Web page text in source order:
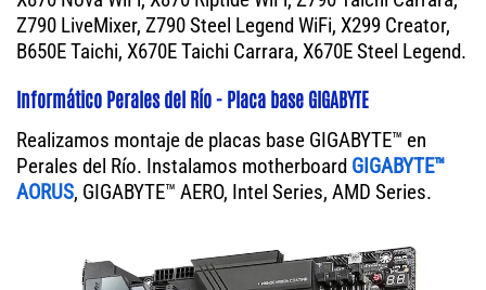
Z790 LiveMixer, Z790 Steel Legend WiFi, X299 Creator,
B650E Taichi, X670E Taichi Carrara, X670E Steel Legend.
Informático Perales del Río - Placa base GIGABYTE
Realizamos montaje de placas base GIGABYTE™ en
Perales del Río. Instalamos motherboard GIGABYTE™
AORUS, GIGABYTE™ AERO, Intel Series, AMD Series.